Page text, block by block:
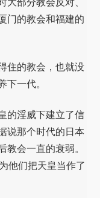
门的教会和福建的
住的教会，也就没
下一代。
的淫威下建立了信
说那个时代的日本
教会一直的衰弱。
他们把天皇当作了